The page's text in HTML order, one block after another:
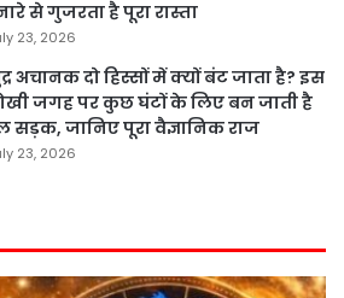
से गुजरता है पूरा रास्ता
23, 2026
अचानक दो हिस्सों में क्यों बंट जाता है? इस
जगह पर कुछ घंटों के लिए बन जाती है
सड़क, जानिए पूरा वैज्ञानिक राज
23, 2026